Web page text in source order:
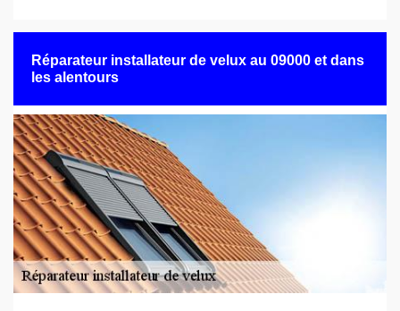
Réparateur installateur de velux au 09000 et dans
les alentours